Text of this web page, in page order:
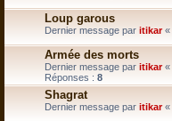
Loup garous
Dernier message par itikar«
Armée des morts
Dernier message par itikar«
Réponses : 8
Shagrat
Dernier message par itikar«